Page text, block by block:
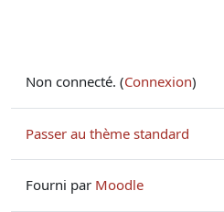
Non connecté. (Connexion)
Passer au thème standard
Fourni par Moodle